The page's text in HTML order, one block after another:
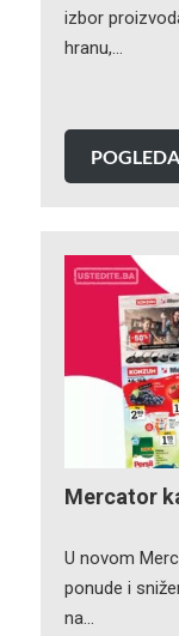
izbor
hranu,…
Mercator
U novom
ponude i
na…